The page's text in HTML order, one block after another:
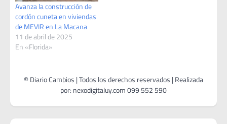
Avanza la construcción de
cordón cuneta en viviendas
de MEVIR en La Macana
11 de abril de 2025
En «Florida»